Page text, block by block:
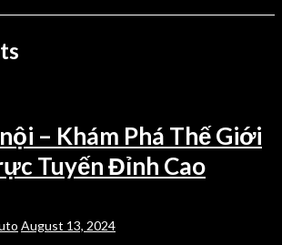
– Khám Phá Thế Giới
Tuyến Đỉnh Cao
August 13, 2024